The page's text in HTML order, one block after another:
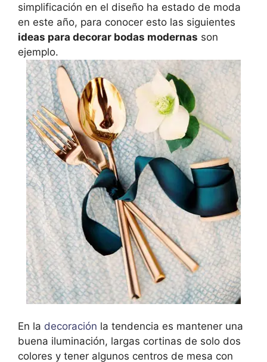
simplificación en el diseño ha estado de moda
en este año, para conocer esto las siguientes
ideas para decorar bodas modernas son
ejemplo.
En la decoración la tendencia es mantener una
buena iluminación, largas cortinas de solo dos
colores y tener algunos centros de mesa con